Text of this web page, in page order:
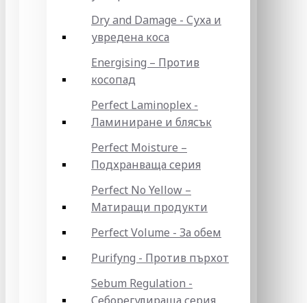
Dry and Damage - Суха и
увредена коса
Energising – Против
косопад
Perfect Laminoplex -
Ламиниране и блясък
Perfect Moisture –
Подхранваща серия
Perfect No Yellow –
Матиращи продукти
Perfect Volume - За обем
Purifyng - Против пърхот
Sebum Regulation -